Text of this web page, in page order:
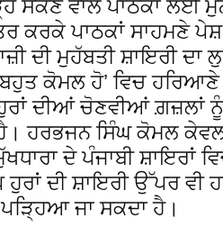
ਸਕਣ ਵਾਲੇ ਪਾਠਕਾਂ ਲਈ
ਕਰਕੇ ਪਾਠਕਾਂ ਸਾਹਮਣੇ ਪੇਸ਼
ਦੀ ਮੁਹੱਬਤੀ ਸ਼ਾਇਰੀ
ਕੋਮਲ ਹੋ’ ਵਿਚ
ਦੀਆਂ ਚੋਣਵੀਆਂ ਗ਼ਜ਼ਲਾਂ ਨੂੰ
ਹਰਭਜਨ ਸਿੰਘ ਕੋਮਲ
ਦੇ ਪੰਜਾਬੀ ਸ਼ਾਇਰਾਂ
ਦੀ ਸ਼ਾਇਰੀ ਉੱਪਰ ਵੀ
ਜਾ ਸਕਦਾ ਹੈ।